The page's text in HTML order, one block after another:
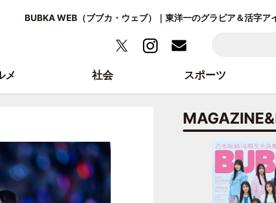
BUBKA WEB（ブブカ・ウェブ）｜東洋一のグラビア＆活字ア
メ 社会 スポーツ